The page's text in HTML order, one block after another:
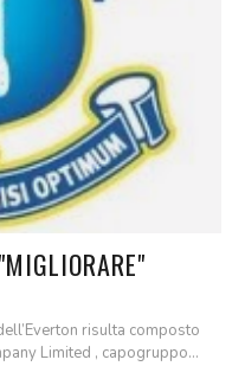
risulta composto
Limited , capogruppo...